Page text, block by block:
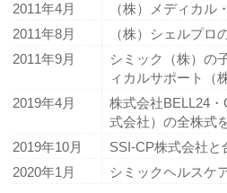
2011年4月
（株）メディカル
2011年8月
（株）シェルプロ
2011年9月
シミック（株）の
ィカルサポート（
2019年4月
株式会社BELL24
式会社）の全株式
2019年10月
SSI-CP株式会社と
2020年1月
シミックヘルスケ